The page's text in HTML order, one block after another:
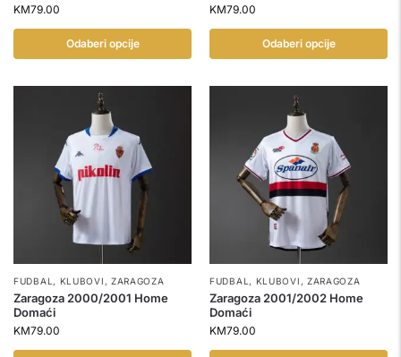
KM79.00
Odaberi opcije
KM79.00
Odaberi opcije
FUDBAL , KLUBOVI , ZARAGOZA
Zaragoza 2000/2001 Home
Domaći
KM79.00
FUDBAL , KLUBOVI , ZARAGOZA
Zaragoza 2001/2002 Home
Domaći
KM79.00